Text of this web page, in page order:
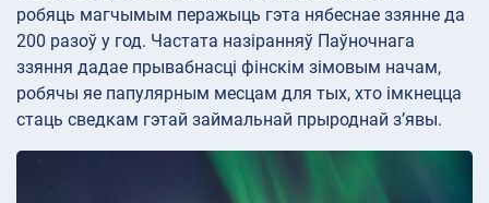
робяць магчымым перажыць гэта нябеснае ззянне да
200 разоў у год. Частата назіранняў Паўночнага
ззяння дадае прывабнасці фінскім зімовым начам,
робячы яе папулярным месцам для тых, хто імкнецца
стаць сведкам гэтай займальнай прыроднай з’явы.